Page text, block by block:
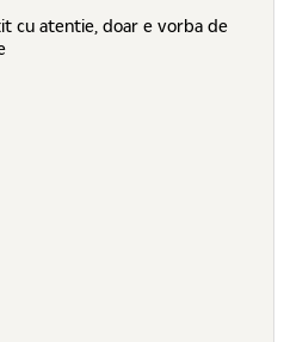
cu atentie, doar e vorba de